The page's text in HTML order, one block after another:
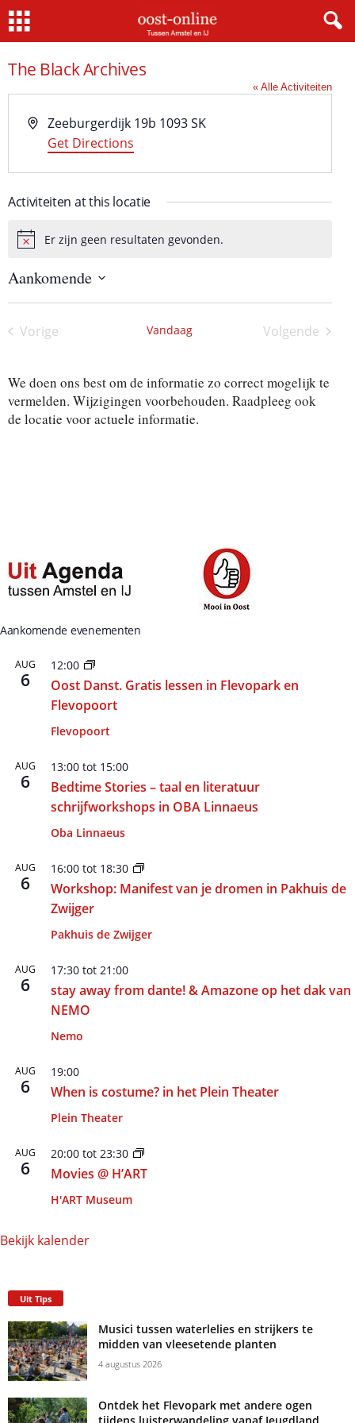
Home
The Black Archives
« Alle Activiteiten
A
s
Zeeburgerdijk 19b 1093 SK
Get Directions
Activiteiten at this locatie
B
r
c
Er zijn geen resultaten gevonden.
Aankomende
e
e
r
e
e
Vorige
Vandaag
Volgende
We doen ons best om de informatie zo correct mogelijk te
vermelden. Wijzigingen voorbehouden. Raadpleeg ook
de locatie voor actuele informatie.
Aankomende evenementen
AUG
6
12:00
Oost Danst. Gratis lessen in Flevopark en
Flevopoort
Flevopoort
AUG
6
13:00 tot 15:00
Bedtime Stories – taal en literatuur
schrijfworkshops in OBA Linnaeus
Oba Linnaeus
AUG
6
16:00 tot 18:30
Workshop: Manifest van je dromen in Pakhuis de
Zwijger
Pakhuis de Zwijger
AUG
6
17:30 tot 21:00
stay away from dante! & Amazone op het dak van
NEMO
Nemo
AUG
6
19:00
When is costume? in het Plein Theater
Plein Theater
AUG
6
20:00 tot 23:30
Movies @ H’ART
H'ART Museum
Bekijk kalender
Uit Tips
Musici tussen waterlelies en strijkers te
midden van vleesetende planten
4 augustus 2026
Ontdek het Flevopark met andere ogen